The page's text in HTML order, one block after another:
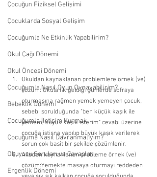
Çocuğun Fiziksel Gelişimi
Çocuklarda Sosyal Gelişim
Çocuğumla Ne Etkinlik Yapabilirim?
Okul Çağı Dönemi
Okul Öncesi Dönemi
Çocuğumla Nasıl Oyun Oynayabilirim?
Bebeklik Dönemi
Çocuğumla İletişim Kurmak
Çocuğuma Nasıl Davranmalıyım?
Okuyucu Soruları ve Cevapları
Ergenlik Dönemi
Okuldan kaynaklanan problemlere örnek (ve)
çözüm: Okula ilk geldiği günlerde sofraya
oturmasına rağmen yemek yemeyen çocuk,
sebebi sorulduğunda "ben küçük kaşık ile
yemem, büyük kaşık isterim" cevabı üzerine
çocuğa istisna yapılıp büyük kaşık verilerek
sorun çok basit bir şekilde çözümlenir.
Aileden kaynaklanan probleme örnek (ve)
çözüm:Yemekte masaya oturmayı reddeden